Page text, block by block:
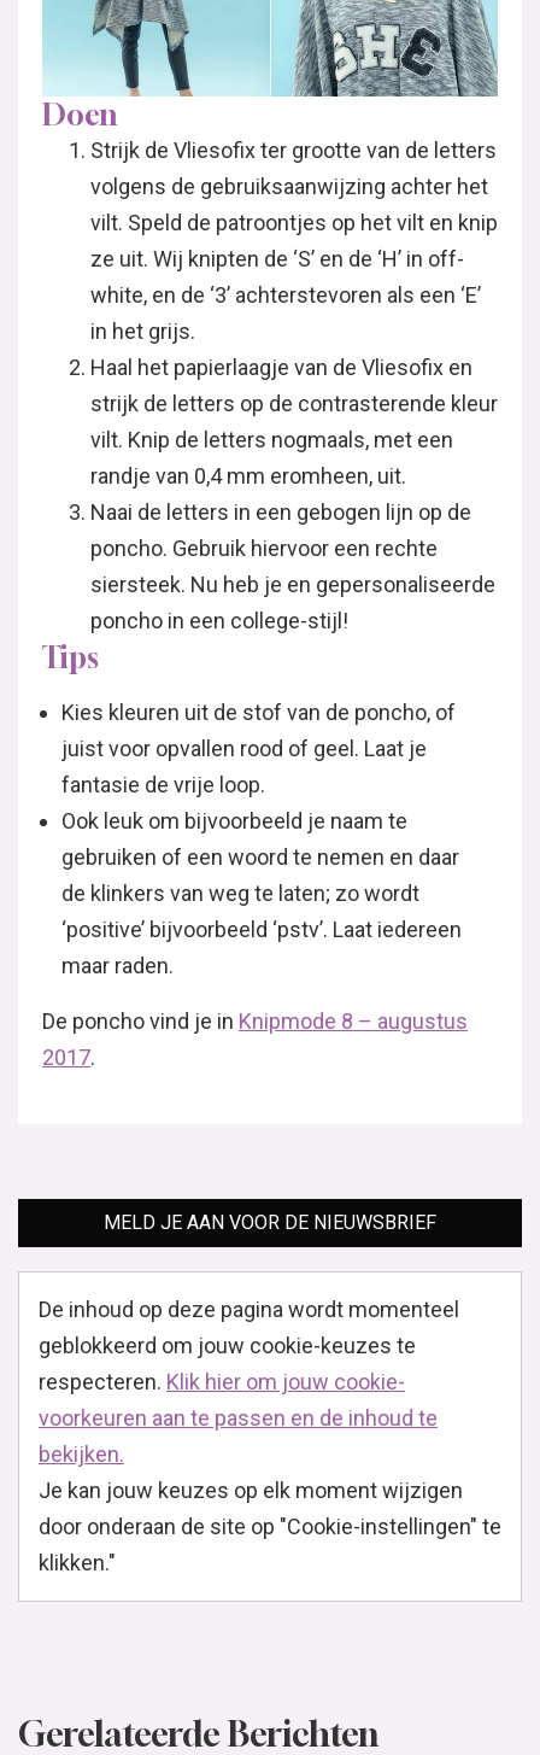
Doen
Strijk de Vliesofix ter grootte van de letters
volgens de gebruiksaanwijzing achter het
vilt. Speld de patroontjes op het vilt en knip
ze uit. Wij knipten de ‘S’ en de ‘H’ in off-
white, en de ‘3’ achterstevoren als een ‘E’
in het grijs.
Haal het papierlaagje van de Vliesofix en
strijk de letters op de contrasterende kleur
vilt. Knip de letters nogmaals, met een
randje van 0,4 mm eromheen, uit.
Naai de letters in een gebogen lijn op de
poncho. Gebruik hiervoor een rechte
siersteek. Nu heb je en gepersonaliseerde
poncho in een college-stijl!
Tips
Kies kleuren uit de stof van de poncho, of
juist voor opvallen rood of geel. Laat je
fantasie de vrije loop.
Ook leuk om bijvoorbeeld je naam te
gebruiken of een woord te nemen en daar
de klinkers van weg te laten; zo wordt
‘positive’ bijvoorbeeld ‘pstv’. Laat iedereen
maar raden.
De poncho vind je in Knipmode 8 – augustus
2017.
MELD JE AAN VOOR DE NIEUWSBRIEF
De inhoud op deze pagina wordt momenteel
geblokkeerd om jouw cookie-keuzes te
respecteren. Klik hier om jouw cookie-
voorkeuren aan te passen en de inhoud te
bekijken.
Je kan jouw keuzes op elk moment wijzigen
door onderaan de site op "Cookie-instellingen" te
klikken."
Gerelateerde Berichten